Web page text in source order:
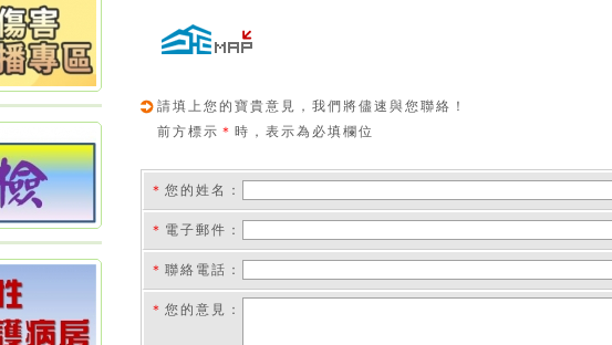
請填上您的寶貴意見，我們將儘速與您聯絡！
前方標示 ＊ 時，表示為必填欄位
＊ 您的姓名：
＊ 電子郵件：
＊ 聯絡電話：
＊ 您的意見：